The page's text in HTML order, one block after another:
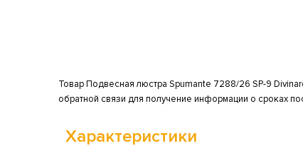
Товар Подвесная люстра Spumante 7288/26 SP-9
обратной связи для получение информации о сроках
Характеристики